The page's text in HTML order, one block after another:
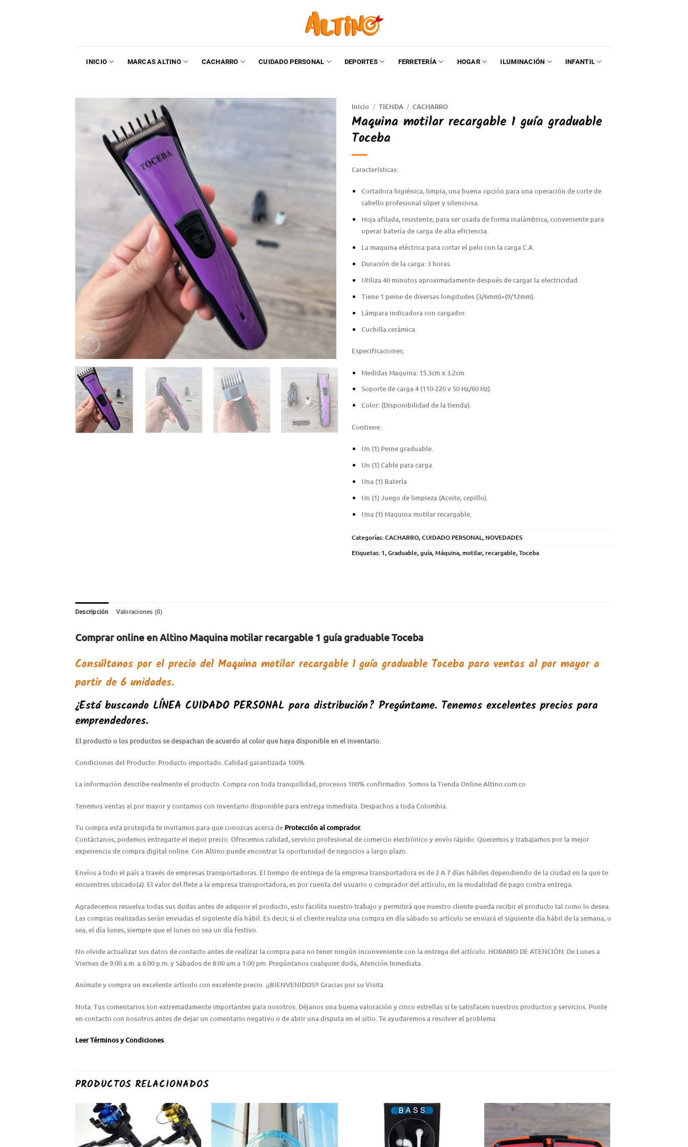
INICIO MARCAS ALTINO CACHARRO CUIDADO PERSONAL DEPORTES FERRETERÍA HOGAR ILUMINACIÓN INFANTIL
Inicio / TIENDA / CACHARRO
Maquina motilar recargable 1 guía graduable
Toceba
Características:
Cortadora higiénica, limpia, una buena opción para una operación de corte de
cabello profesional súper y silenciosa.
Hoja afilada, resistente, para ser usada de forma inalámbrica, conveniente para
operar batería de carga de alta eficiencia.
La maquina eléctrica para cortar el pelo con la carga C.A.
Duración de la carga: 3 horas.
Utiliza 40 minutos aproximadamente después de cargar la electricidad.
Tiene 1 peine de diversas longitudes (3/6mm)+(9/12mm).
Lámpara indicadora con cargador.
Cuchilla cerámica.
Especificaciones:
Medidas Maquina: 15.3cm x 3.2cm
Soporte de carga 4 (110-220 v 50 Hz/60 Hz).
Color: (Disponibilidad de la tienda).
Contiene:
Un (1) Peine graduable.
Un (1) Cable para carga.
Una (1) Batería
Un (1) Juego de limpieza (Aceite, cepillo).
Una (1) Maquina motilar recargable.
Categorías:CACHARRO,CUIDADO PERSONAL, NOVEDADES
Etiquetas: 1,Graduable,guía,Máquina, motilar, recargable,Toceba
Descripción Valoraciones (0)
Comprar online en Altino Maquina motilar recargable 1 guía graduable Toceba
Consúltanos por el precio del Maquina motilar recargable 1 guía graduable Tocebapara ventas al por mayor a
partir de 6 unidades.
¿Está buscando LÍNEA CUIDADO PERSONAL para distribución? Pregúntame. Tenemos excelentes precios para
emprendedores.
El producto o los productos se despachan de acuerdo al color que haya disponible en el inventario.
Condiciones del Producto: Producto importado. Calidad garantizada 100%
La información describe realmente el producto. Compra con toda tranquilidad, procesos 100% confirmados. Somos la Tienda Online Altino.com.co
Tenemos ventas al por mayor y contamos con inventario disponible para entrega inmediata. Despachos a toda Colombia.
Tu compra esta protegida te invitamos para que conozcas acerca de Protección al comprador.
Contáctanos, podemos entregarte el mejor precio. Ofrecemos calidad, servicio profesional de comercio electrónico y envío rápido. Queremos y trabajamos por la mejor
experiencia de compra digital online. Con Altino puede encontrar la oportunidad de negocios a largo plazo.
Envíos a todo el país a través de empresas transportadoras. El tiempo de entrega de la empresa transportadora es de 2 A 7 días hábiles dependiendo de la ciudad en la que te
encuentres ubicado(a). El valor del flete a la empresa transportadora, es por cuenta del usuario o comprador del artículo, en la modalidad de pago contra entrega.
Agradecemos resuelva todas sus dudas antes de adquirir el producto, esto facilita nuestro trabajo y permitirá que nuestro cliente pueda recibir el producto tal como lo desea.
Las compras realizadas serán enviadas el siguiente día hábil. Es decir, si el cliente realiza una compra en día sábado su artículo se enviará el siguiente día hábil de la semana, o
sea, el día lunes, siempre que el lunes no sea un día festivo.
No olvide actualizar sus datos de contacto antes de realizar la compra para no tener ningún inconveniente con la entrega del artículo. HORARIO DE ATENCIÓN: De Lunes a
Viernes de 9:00 a.m. a 6:00 p.m. y Sábados de 8:00 am a 1:00 pm. Pregúntanos cualquier duda, Atención Inmediata.
Anímate y compra un excelente artículo con excelente precio. ¡¡BIENVENIDOS!! Gracias por su Visita.
Nota: Tus comentarios son extremadamente importantes para nosotros. Déjanos una buena valoración y cinco estrellas si te satisfacen nuestros productos y servicios. Ponte
en contacto con nosotros antes de dejar un comentario negativo o de abrir una disputa en el sitio. Te ayudaremos a resolver el problema.
Leer Términos y Condiciones.
PRODUCTOS RELACIONADOS